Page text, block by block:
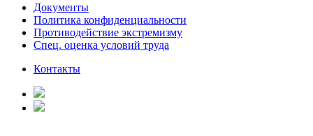
Документы
Политика конфиденциальности
Противодействие экстремизму
Спец. оценка условий труда
Контакты